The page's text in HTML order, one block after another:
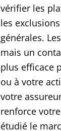
vérifier les
les
générales.
mais un
plus efficace
ou à votre
votre
renforce
étudié le